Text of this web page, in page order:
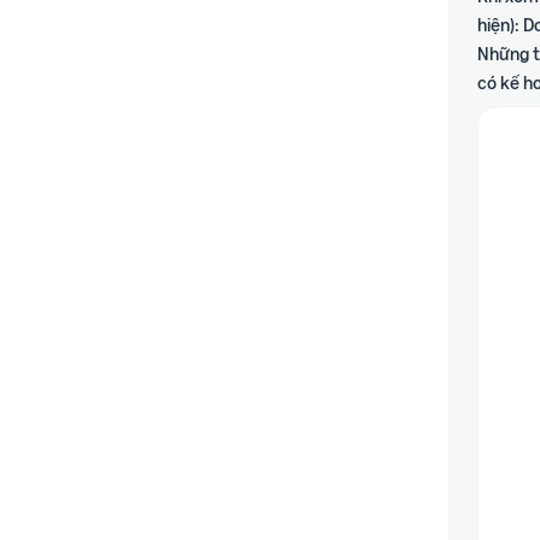
hiện):
Những
có kế